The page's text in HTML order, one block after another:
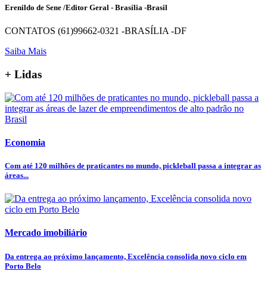
Erenildo de Sene /Editor Geral - Brasília -Brasil
CONTATOS (61)99662-0321 -BRASÍLIA -DF
Saiba Mais
+ Lidas
Economia
Com até 120 milhões de praticantes no mundo, pickleball passa a integrar as
áreas...
Mercado imobiliário
Da entrega ao próximo lançamento, Excelência consolida novo ciclo em
Porto Belo